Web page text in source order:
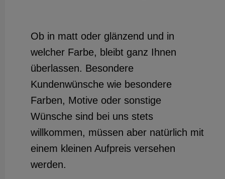
Ob in matt oder glänzend und in
welcher Farbe, bleibt ganz Ihnen
überlassen. Besondere
Kundenwünsche wie besondere
Farben, Motive oder sonstige
Wünsche sind bei uns stets
willkommen, müssen aber natürlich mit
einem kleinen Aufpreis versehen
werden.